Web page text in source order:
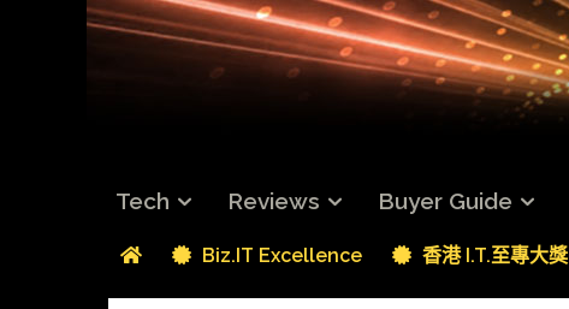
Tech Reviews Buyer Guide
Biz.IT Excellence 香港 I.T.至專大獎